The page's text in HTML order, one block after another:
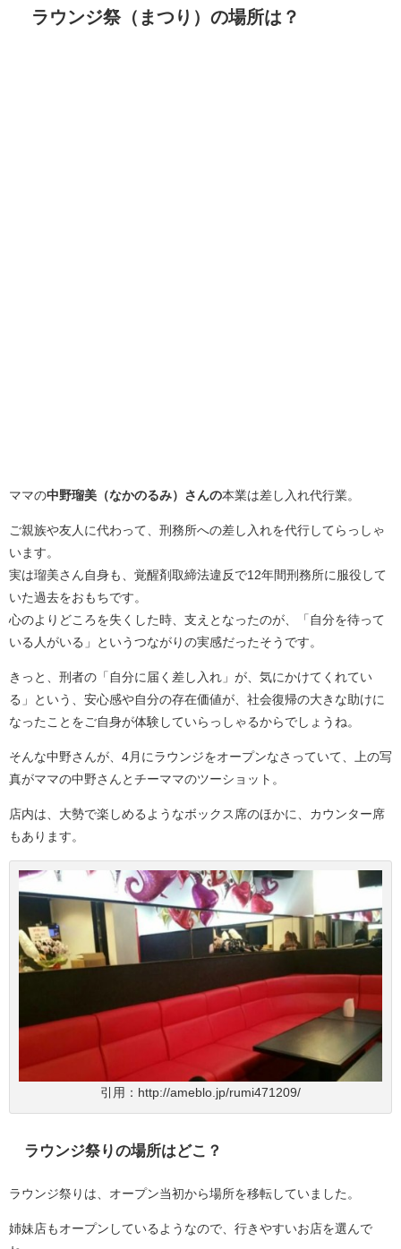
ラウンジ祭（まつり）の場所は？
ママの中野瑠美（なかのるみ）さんの本業は差し入れ代行業。
ご親族や友人に代わって、刑務所への差し入れを代行してらっしゃ
います。
実は瑠美さん自身も、覚醒剤取締法違反で12年間刑務所に服役して
いた過去をおもちです。
心のよりどころを失くした時、支えとなったのが、「自分を待って
いる人がいる」というつながりの実感だったそうです。
きっと、刑者の「自分に届く差し入れ」が、気にかけてくれてい
る」という、安心感や自分の存在価値が、社会復帰の大きな助けに
なったことをご自身が体験していらっしゃるからでしょうね。
そんな中野さんが、4月にラウンジをオープンなさっていて、上の写
真がママの中野さんとチーママのツーショット。
店内は、大勢で楽しめるようなボックス席のほかに、カウンター席
もあります。
引用：http://ameblo.jp/rumi471209/
ラウンジ祭りの場所はどこ？
ラウンジ祭りは、オープン当初から場所を移転していました。
姉妹店もオープンしているようなので、行きやすいお店を選んで